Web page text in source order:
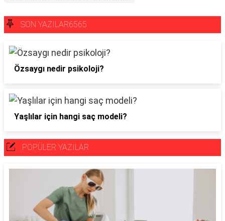
SON YAZILAR6565
Özsaygı nedir psikoloji?
Yaşlılar için hangi saç modeli?
POPÜLER YAZILAR